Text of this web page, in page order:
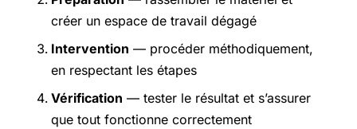
créer un espace de travail dégagé
Intervention — procéder méthodiquement,
en respectant les étapes
Vérification — tester le résultat et s’assurer
que tout fonctionne correctement